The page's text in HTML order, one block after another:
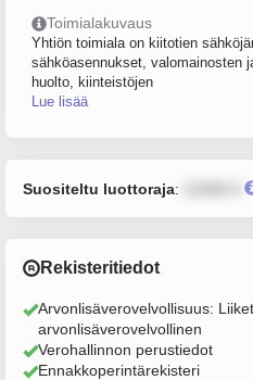
Toimialakuvaus
Yhtiön toimiala on kiitotien
sähköasennukset, valomainosten
huolto, kiinteistöjen
Lue lisää
Suositeltu luottoraja:
Rekisteritiedot
Arvonlisäverovelvollisuus:
arvonlisäverovelvollinen
Verohallinnon perustiedot
Ennakkoperintärekisteri